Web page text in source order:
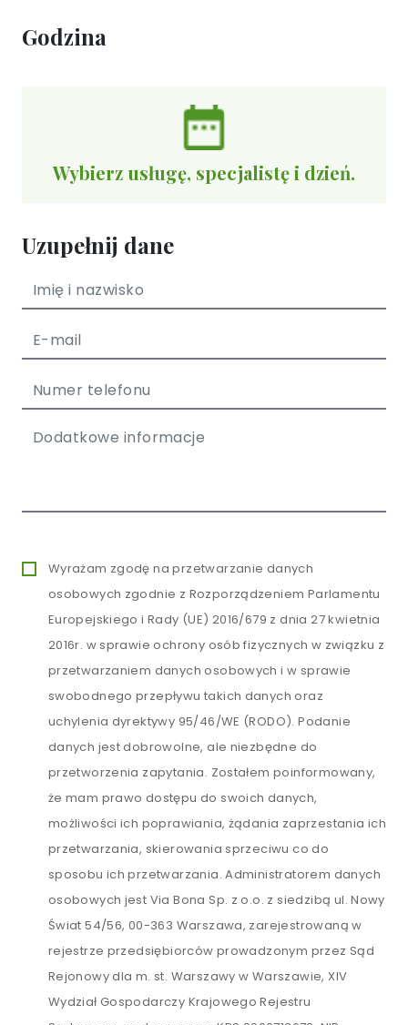
Godzina
Wybierz usługę, specjalistę i dzień.
Uzupełnij dane
Wyrażam zgodę na przetwarzanie danych
osobowych zgodnie z Rozporządzeniem Parlamentu
Europejskiego i Rady (UE) 2016/679 z dnia 27 kwietnia
2016r. w sprawie ochrony osób fizycznych w związku z
przetwarzaniem danych osobowych i w sprawie
swobodnego przepływu takich danych oraz
uchylenia dyrektywy 95/46/WE (RODO). Podanie
danych jest dobrowolne, ale niezbędne do
przetworzenia zapytania. Zostałem poinformowany,
że mam prawo dostępu do swoich danych,
możliwości ich poprawiania, żądania zaprzestania ich
przetwarzania, skierowania sprzeciwu co do
sposobu ich przetwarzania. Administratorem danych
osobowych jest Via Bona Sp. z o.o. z siedzibą ul. Nowy
Świat 54/56, 00-363 Warszawa, zarejestrowaną w
rejestrze przedsiębiorców prowadzonym przez Sąd
Rejonowy dla m. st. Warszawy w Warszawie, XIV
Wydział Gospodarczy Krajowego Rejestru